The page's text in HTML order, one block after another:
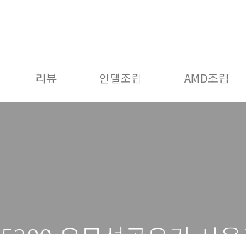
리뷰 인텔조립 AMD조립